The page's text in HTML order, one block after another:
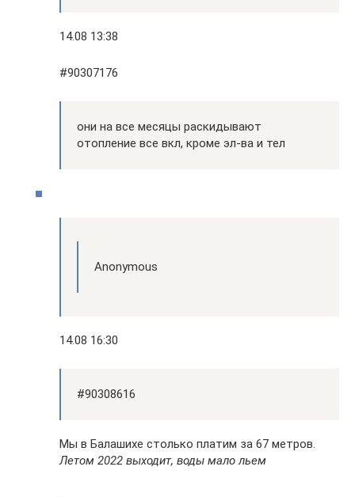
14.08 13:38
#90307176
они на все месяцы раскидывают
отопление все вкл, кроме эл-ва и тел
Anonymous
14.08 16:30
#90308616
Мы в Балашихе столько платим за 67 метров.
Летом 2022 выходит, воды мало льем